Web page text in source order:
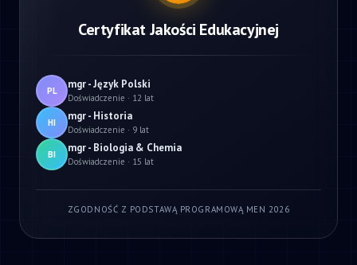
Certyfikat Jakości Edukacyjnej
PL mgr - Język Polski
Doświadczenie · 12 lat
HI mgr - Historia
Doświadczenie · 9 lat
BI mgr - Biologia & Chemia
Doświadczenie · 15 lat
ZGODNOŚĆ Z PODSTAWĄ PROGRAMOWĄ MEN 2026